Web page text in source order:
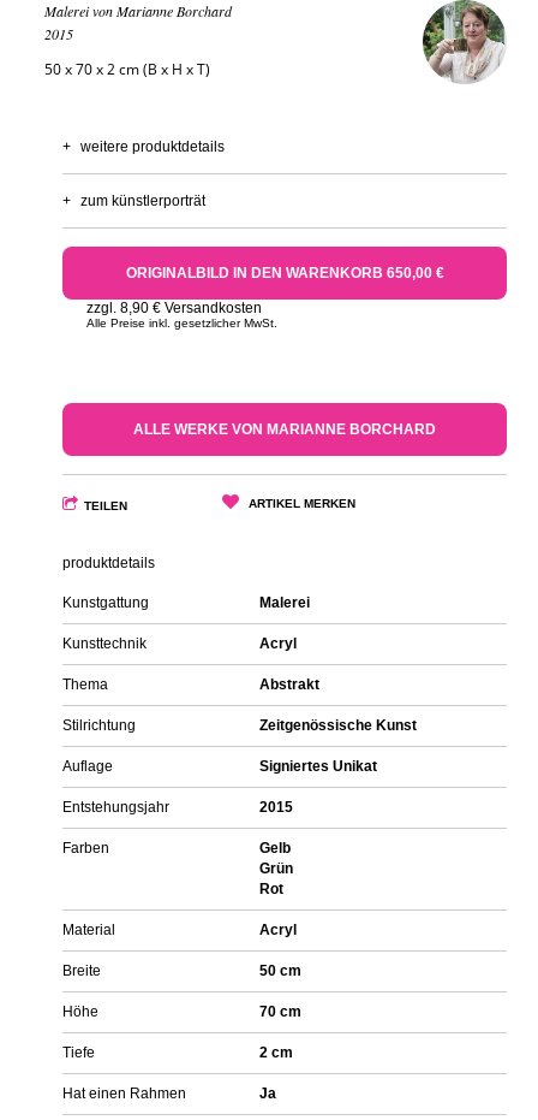
Malerei von Marianne Borchard
2015
50 x 70 x 2 cm (B x H x T)
+ weitere produktdetails
+ zum künstlerporträt
ORIGINALBILD IN DEN WARENKORB 650,00 €
zzgl. 8,90 € Versandkosten
Alle Preise inkl. gesetzlicher MwSt.
ALLE WERKE VON MARIANNE BORCHARD
TEILEN ARTIKEL MERKEN
produktdetails
Kunstgattung Malerei
Kunsttechnik Acryl
Thema Abstrakt
Stilrichtung Zeitgenössische Kunst
Auflage Signiertes Unikat
Entstehungsjahr 2015
Farben
Gelb
Grün
Rot
Material Acryl
Breite 50 cm
Höhe 70 cm
Tiefe 2 cm
Hat einen Rahmen Ja